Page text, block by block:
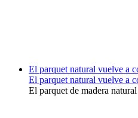
El parquet natural vuelve a
El parquet natural vuelve a
El parquet de madera